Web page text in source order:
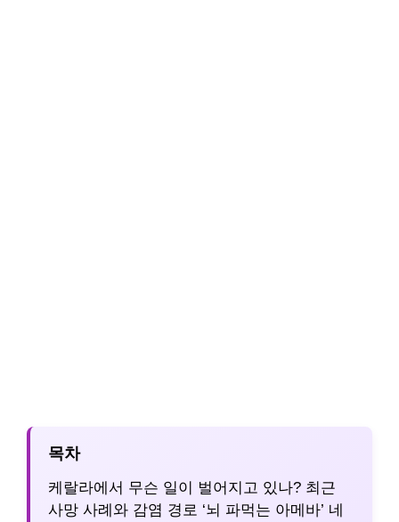
목차
케랄라에서 무슨 일이 벌어지고 있나? 최근
사망 사례와 감염 경로 ‘뇌 파먹는 아메바’ 네